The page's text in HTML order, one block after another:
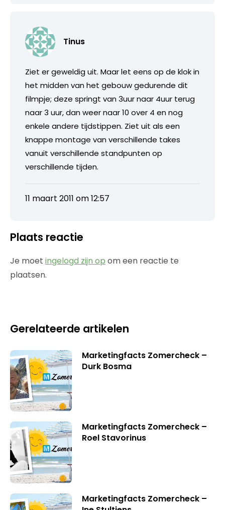
Tinus
Ziet er geweldig uit. Maar let eens op de klok in
het midden van het gebouw gedurende dit
filmpje; deze springt van 3uur naar 4uur terug
naar 3 uur, dan weer naar 10 over 4 en nog
enkele andere tijdstippen. Ziet uit als een
knappe montage van verschillende takes
vanuit verschillende standpunten op
verschillende tijden.
11 maart 2011 om 12:57
Plaats reactie
Je moet ingelogd zijn op om een reactie te
plaatsen.
Gerelateerde artikelen
Marketingfacts Zomercheck –
Durk Bosma
Marketingfacts Zomercheck –
Roel Stavorinus
Marketingfacts Zomercheck –